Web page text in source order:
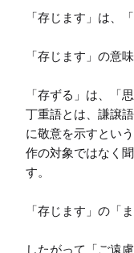
「存じます」は、
「存じます」の意
「存ずる」は、「
丁重語とは、謙譲
に敬意を示すとい
作の対象ではなく
す。
「存じます」の「
したがって「ご遠